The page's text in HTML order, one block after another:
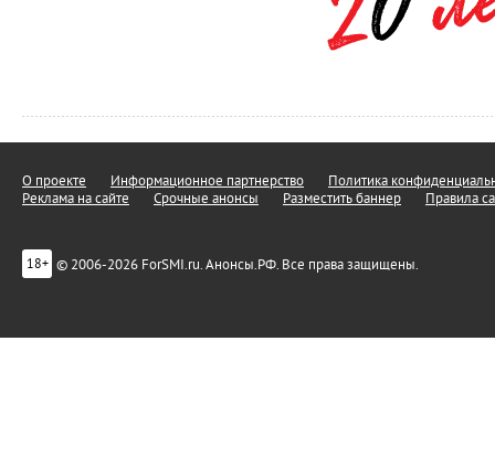
О проекте Информационное партнерство
Политика
Реклама на сайте
Срочные анонсы Разместить баннер Правила
18+ © 2006-2026 ForSMI.ru. Анонсы.РФ. Все права защищены.